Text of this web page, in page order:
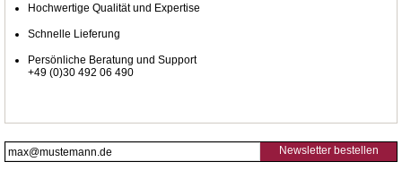
Hochwertige Qualität und Expertise
Schnelle Lieferung
Persönliche Beratung und Support
+49 (0)30 492 06 490
Newsletter bestellen